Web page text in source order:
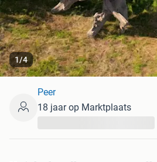
1/4
Peer
18 jaar op Marktplaats